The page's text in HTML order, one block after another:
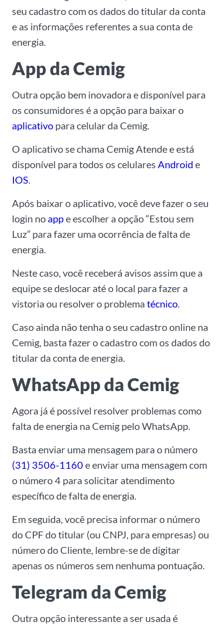
seu cadastro com os dados do titular da conta
e as informações referentes a sua conta de
energia.
App da Cemig
Outra opção bem inovadora e disponível para
os consumidores é a opção para baixar o
aplicativo para celular da Cemig.
O aplicativo se chama Cemig Atende e está
disponível para todos os celulares Android e
IOS.
Após baixar o aplicativo, você deve fazer o seu
login no appe escolher a opção “Estou sem
Luz” para fazer uma ocorrência de falta de
energia.
Neste caso, você receberá avisos assim que a
equipe se deslocar até o local para fazer a
vistoria ou resolver o problema técnico.
Caso ainda não tenha o seu cadastro online na
Cemig, basta fazer o cadastro com os dados do
titular da conta de energia.
WhatsApp da Cemig
Agora já é possível resolver problemas como
falta de energia na Cemig pelo WhatsApp.
Basta enviar uma mensagem para o número
(31) 3506-1160 e enviar uma mensagem com
o número 4 para solicitar atendimento
específico de falta de energia.
Em seguida, você precisa informar o número
do CPF do titular (ou CNPJ, para empresas) ou
número do Cliente, lembre-se de digitar
apenas os números sem nenhuma pontuação.
Telegram da Cemig
Outra opção interessante a ser usada é